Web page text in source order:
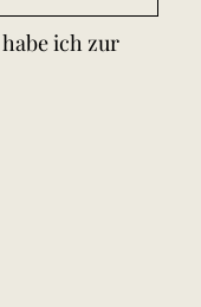
habe ich zur